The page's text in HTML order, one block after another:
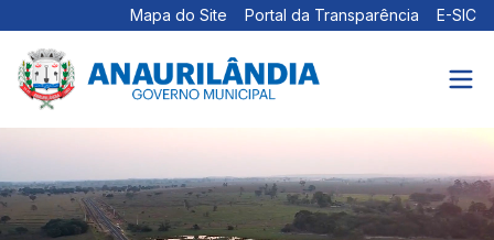
Mapa do Site Portal da Transparência E-SIC